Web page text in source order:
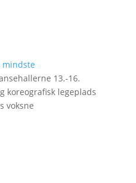
mindste
13.-16.
koreografisk legeplads
voksne